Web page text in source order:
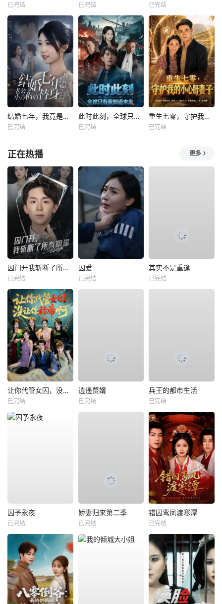
已完结 已完结 已完结
结婚七年，我竟是老公小青梅的替身
已完结
此时此刻，全球只有我知道未来
已完结
重生七零，守护我的小心肝妻子
已完结
正在热播 更多
囚门开我斩断了所有阴谋
已完结
囚爱
已完结
其实不是重逢
已完结
让你代管女囚，没让你称帝啊
已完结
逍遥赘婿
已完结
兵王的都市生活
已完结
囚予永夜
已完结
娇妻归来第二季
已完结
错囚鸾凤渡寒潭
已完结